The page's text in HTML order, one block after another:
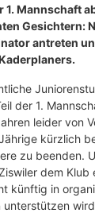
Mannschaft
Gesichtern:
antreten
der 1.
leider von
kürzlich
zu beenden.
dem
künftig in
unterstützen